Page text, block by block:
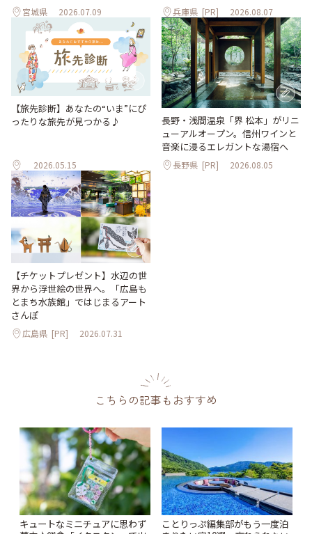
宮城県 2026.07.09 兵庫県 [PR] 2026.08.07
【旅先診断】あなたの“いま”にぴ
ったりな旅先が見つかる♪
2026.05.15
長野・浅間温泉「界 松本」がリニ
ューアルオープン。信州ワインと
音楽に浸るエレガントな湯宿へ
長野県 [PR] 2026.08.05
【チケットプレゼント】水辺の世
界から浮世絵の世界へ。「広島も
とまち水族館」ではじまるアート
さんぽ
広島県 [PR] 2026.07.31
こちらの記事もおすすめ
キュートなミニチュアに思わず
ことりっぷ編集部がもう一度泊